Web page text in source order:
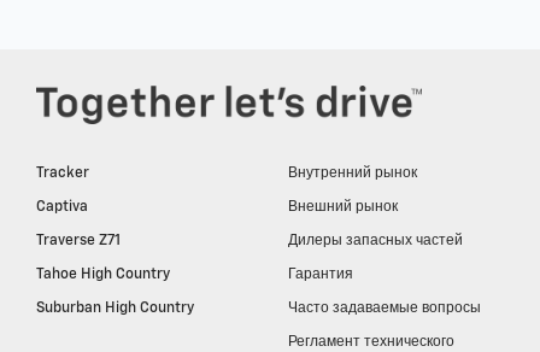
Tracker
Captiva
Traverse Z71
Tahoe High Country
Suburban High Country
Внутренний рынок
Внешний рынок
Дилеры запасных частей
Гарантия
Часто задаваемые вопросы
Регламент технического